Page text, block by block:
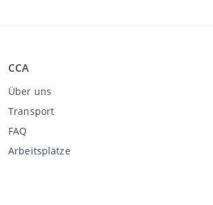
CCA
Über uns
Transport
FAQ
Arbeitsplätze